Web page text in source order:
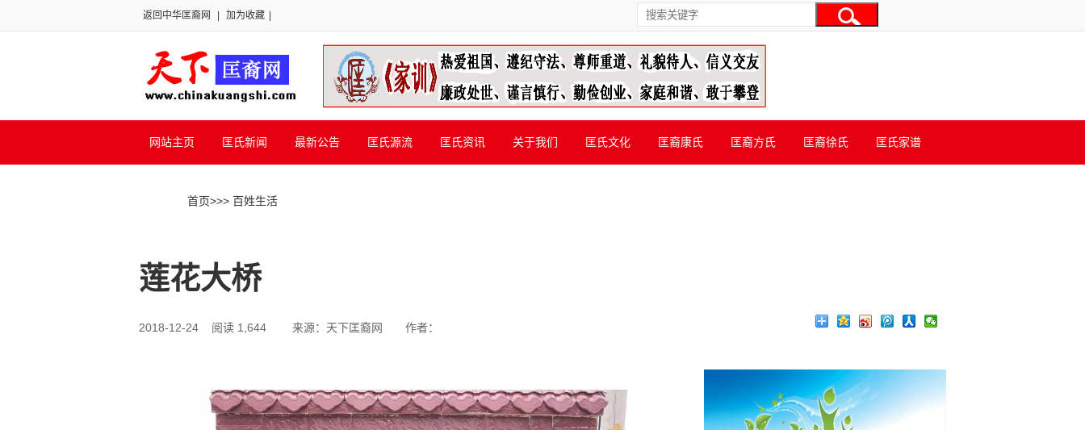
返回中华匡裔网 加为收藏
网站主页 匡氏新闻 最新公告 匡氏源流 匡氏资讯 关于我们 匡氏文化 匡裔康氏 匡裔方氏 匡裔徐氏 匡氏家谱
首页>>> 百姓生活
莲花大桥
2018-12-24 阅读 1,644 来源：天下匡裔网 作者：